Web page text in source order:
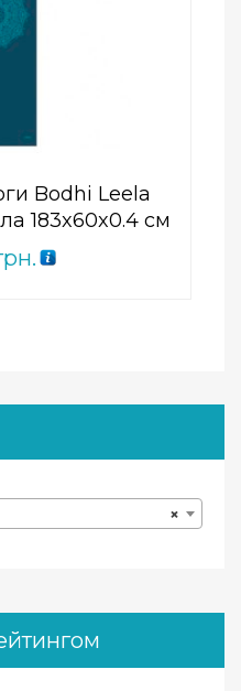
Bodhi Leela
183x60x0.4 см
Wishlist
×